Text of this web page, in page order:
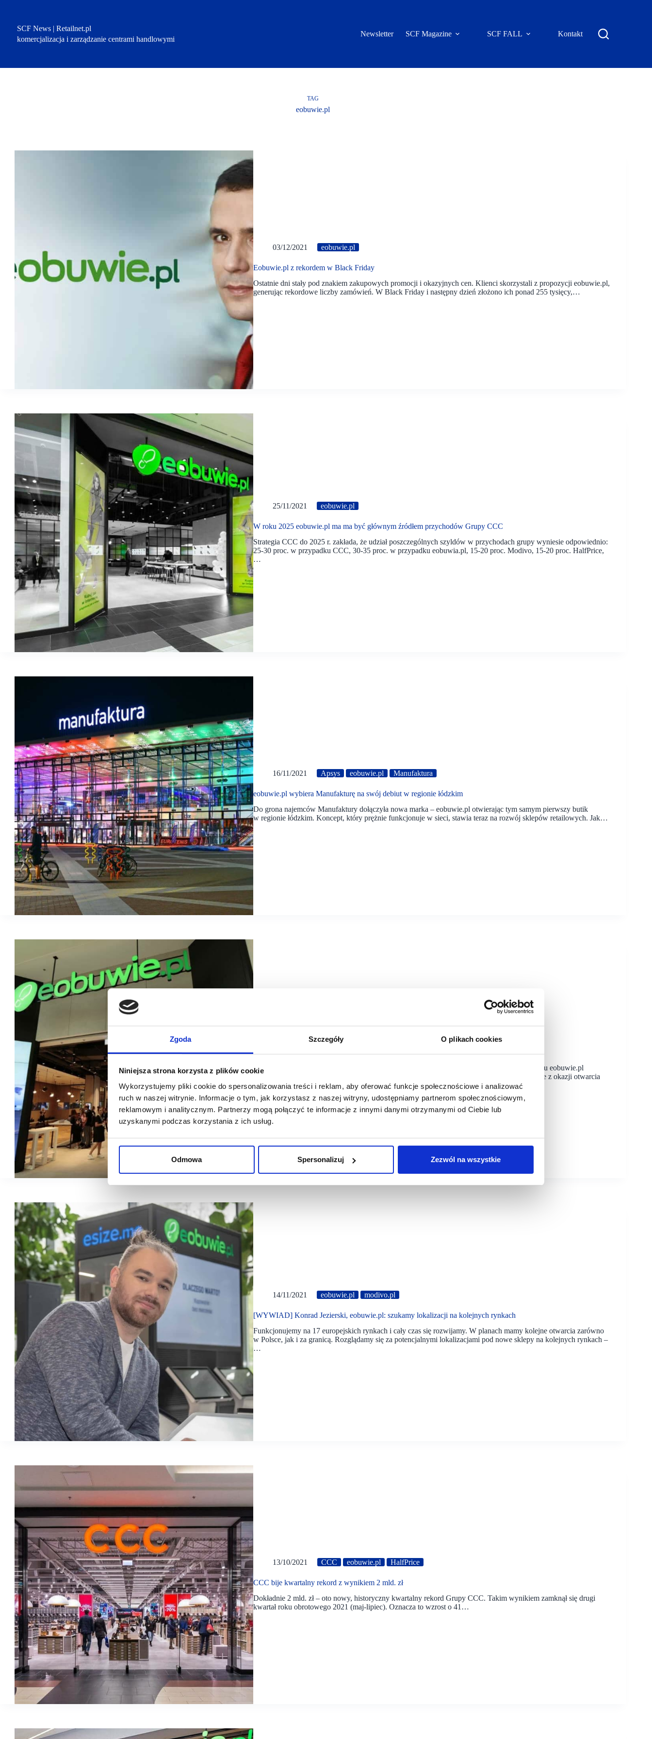
Zgoda Szczegóły O plikach cookies
Niniejsza strona korzysta z plików cookie
Wykorzystujemy pliki cookie do spersonalizowania treści i reklam, aby oferować funkcje społecznościowe i analizować
ruch w naszej witrynie. Informacje o tym, jak korzystasz z naszej witryny, udostępniamy partnerom społecznościowym,
reklamowym i analitycznym. Partnerzy mogą połączyć te informacje z innymi danymi otrzymanymi od Ciebie lub
uzyskanymi podczas korzystania z ich usług.
Odmowa Spersonalizuj Zezwól na wszystkie
SCF News | Retailnet.pl
komercjalizacja i zarządzanie centrami handlowymi
Newsletter SCF Magazine SCF FALL Kontakt
TAG
eobuwie.pl
03/12/2021 eobuwie.pl
Eobuwie.pl z rekordem w Black Friday
Ostatnie dni stały pod znakiem zakupowych promocji i okazyjnych cen. Klienci skorzystali z propozycji eobuwie.pl,
generując rekordowe liczby zamówień. W Black Friday i następny dzień złożono ich ponad 255 tysięcy,…
25/11/2021 eobuwie.pl
W roku 2025 eobuwie.pl ma ma być głównym źródłem przychodów Grupy CCC
Strategia CCC do 2025 r. zakłada, że udział poszczególnych szyldów w przychodach grupy wyniesie odpowiednio:
25-30 proc. w przypadku CCC, 30-35 proc. w przypadku eobuwia.pl, 15-20 proc. Modivo, 15-20 proc. HalfPrice,
…
16/11/2021 Apsys eobuwie.pl Manufaktura
eobuwie.pl wybiera Manufakturę na swój debiut w regionie łódzkim
Do grona najemców Manufaktury dołączyła nowa marka – eobuwie.pl otwierając tym samym pierwszy butik
w regionie łódzkim. Koncept, który prężnie funkcjonuje w sieci, stawia teraz na rozwój sklepów retailowych. Jak…
eobuwie.pl x MODIVO po raz pierwszy w Krakowie
W Krakowie powstaje pierwszy w tym mieście i w całej Małopolsce stacjonarny salon konceptu eobuwie.pl
x MODIVO. Jest to unikatowy format, stanowiący połączenie ofert obu tych marek. Specjalnie z okazji otwarcia
salonu,…
14/11/2021 eobuwie.pl modivo.pl
[WYWIAD] Konrad Jezierski, eobuwie.pl: szukamy lokalizacji na kolejnych rynkach
Funkcjonujemy na 17 europejskich rynkach i cały czas się rozwijamy. W planach mamy kolejne otwarcia zarówno
w Polsce, jak i za granicą. Rozglądamy się za potencjalnymi lokalizacjami pod nowe sklepy na kolejnych rynkach –
…
13/10/2021 CCC eobuwie.pl HalfPrice
CCC bije kwartalny rekord z wynikiem 2 mld. zł
Dokładnie 2 mld. zł – oto nowy, historyczny kwartalny rekord Grupy CCC. Takim wynikiem zamknął się drugi
kwartał roku obrotowego 2021 (maj-lipiec). Oznacza to wzrost o 41…